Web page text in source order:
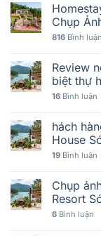
Chụp
816 Bình luận
Review
biệt thự
16 Bình luận
hách
House
19 Bình luận
Chụp
Resort
6 Bình luận